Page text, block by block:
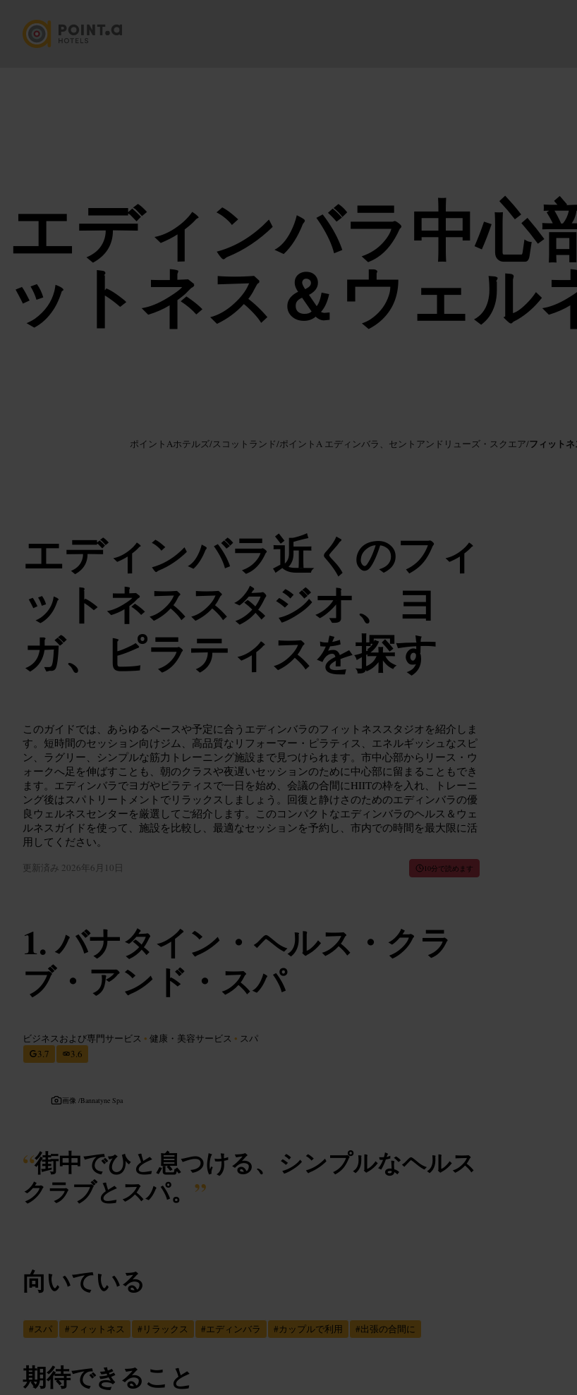
エディンバラ中心
ットネス＆ウェル
ポイントAホテルズ/スコットランド/ポイントA エディンバラ、セントアンドリューズ・スクエア/フィット
エディンバラ近くのフィ
ットネススタジオ、ヨ
ガ、ピラティスを探す
このガイドでは、あらゆるペースや予定に合うエディンバラのフィットネススタジオを紹介しま
す。短時間のセッション向けジム、高品質なリフォーマー・ピラティス、エネルギッシュなスピ
ン、ラグリー、シンプルな筋力トレーニング施設まで見つけられます。市中心部からリース・ウ
ォークへ足を伸ばすことも、朝のクラスや夜遅いセッションのために中心部に留まることもでき
ます。エディンバラでヨガやピラティスで一日を始め、会議の合間にHIITの枠を入れ、トレーニ
ング後はスパトリートメントでリラックスしましょう。回復と静けさのためのエディンバラの優
良ウェルネスセンターを厳選してご紹介します。このコンパクトなエディンバラのヘルス＆ウェ
ルネスガイドを使って、施設を比較し、最適なセッションを予約し、市内での時間を最大限に活
用してください。
更新済み 2026年6月10日 10分で読めます
バナタイン・ヘルス・クラ
ブ・アンド・スパ
ビジネスおよび専門サービス • 健康・美容サービス • スパ
3.7
3.6
画像 /Bannatyne Spa
“街中でひと息つける、シンプルなヘルス
クラブとスパ。 ”
向いている
#スパ #フィットネス # リラックス #エディンバラ #カップルで利用 #出張の合間に
期待できること